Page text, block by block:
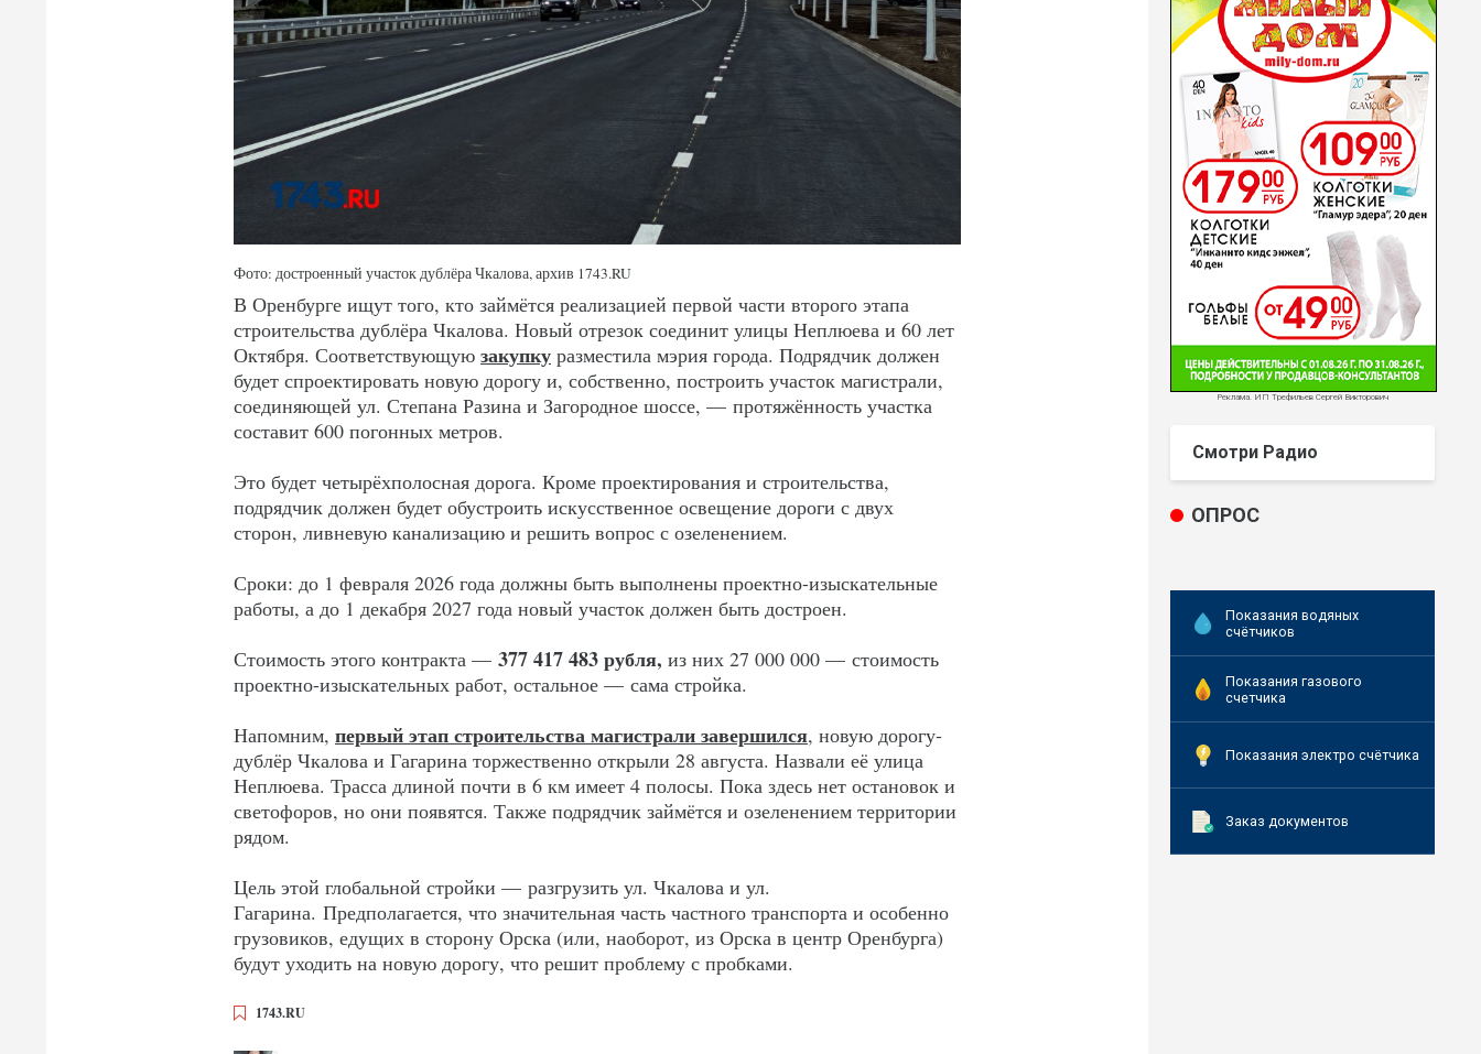
Фото: достроенный участок дублёра Чкалова, архив 1743.RU
В Оренбурге ищут того, кто займётся реализацией первой части второго этапа
строительства дублёра Чкалова. Новый отрезок соединит улицы Неплюева и 60 лет
Октября. Соответствующую закупку разместила мэрия города. Подрядчик должен
будет спроектировать новую дорогу и, собственно, построить участок магистрали,
соединяющей ул. Степана Разина и Загородное шоссе, — протяжённость участка
составит 600 погонных метров.
Это будет четырёхполосная дорога. Кроме проектирования и строительства,
подрядчик должен будет обустроить искусственное освещение дороги с двух
сторон, ливневую канализацию и решить вопрос с озеленением.
Сроки: до 1 февраля 2026 года должны быть выполнены проектно-изыскательные
работы, а до 1 декабря 2027 года новый участок должен быть достроен.
Стоимость этого контракта — 377 417 483 рубля, из них 27 000 000 — стоимость
проектно-изыскательных работ, остальное — сама стройка.
Напомним, первый этап строительства магистрали завершился, новую дорогу-
дублёр Чкалова и Гагарина торжественно открыли 28 августа. Назвали её улица
Неплюева. Трасса длиной почти в 6 км имеет 4 полосы. Пока здесь нет остановок и
светофоров, но они появятся. Также подрядчик займётся и озеленением территории
рядом.
Цель этой глобальной стройки — разгрузить ул. Чкалова и ул.
Гагарина. Предполагается, что значительная часть частного транспорта и особенно
грузовиков, едущих в сторону Орска (или, наоборот, из Орска в центр Оренбурга)
будут уходить на новую дорогу, что решит проблему с пробками.
1743.RU
Реклама. ИП Трефильев Сергей Викторович
Смотри Радио
ОПРОС
Показания водяных
счётчиков
Показания газового
счетчика
Показания электро счётчика
Заказ документов